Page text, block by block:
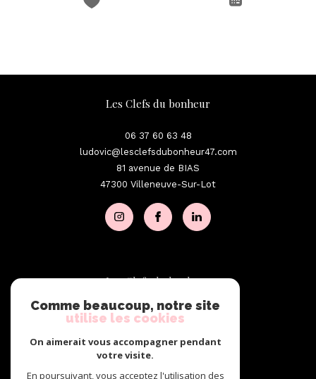
Les Clefs du bonheur
06 37 60 63 48
ludovic@lesclefsdubonheur47.com
81 avenue de BIAS
47300
Villeneuve-Sur-Lot
Les Clefs du bonheur
06 37 60 63 48
47300 Villeneuve-Sur-Lot
Comme beaucoup, notre site
utilise les cookies
On aimerait vous accompagner pendant
votre visite.
En poursuivant, vous acceptez l'utilisation des